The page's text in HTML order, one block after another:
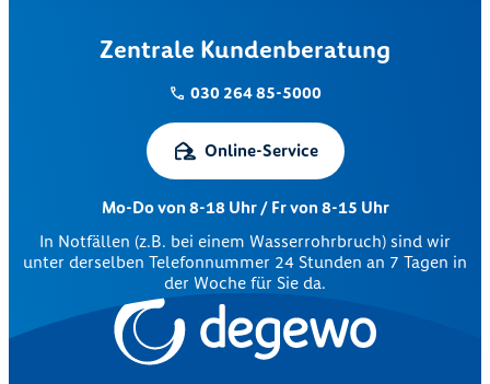
Zentrale Kundenberatung
030 264 85-5000
Online-Service
Mo-Do von 8-18 Uhr / Fr von 8-15 Uhr
In Notfällen (z.B. bei einem Wasserrohrbruch) sind wir
unter derselben Telefonnummer 24 Stunden an 7 Tagen in
der Woche für Sie da.